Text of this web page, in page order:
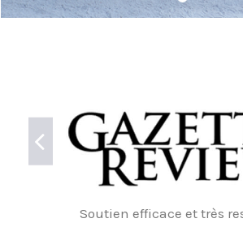
Soutien efficace et très